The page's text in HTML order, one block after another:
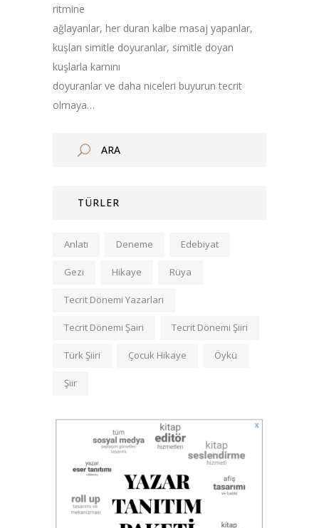
ritmine
ağlayanlar, her duran kalbe masaj yapanlar,
kuşları simitle doyuranlar, simitle doyan
kuşlarla karnını
doyuranlar ve daha niceleri buyurun tecrit
olmaya…
TÜRLER
Anlatı Deneme Edebiyat
Gezi Hikaye Rüya
Tecrit Dönemi Yazarları
Tecrit Dönemi Şairi Tecrit Dönemi Şiiri
Türk Şiiri Çocuk Hikaye Öykü
Şiir